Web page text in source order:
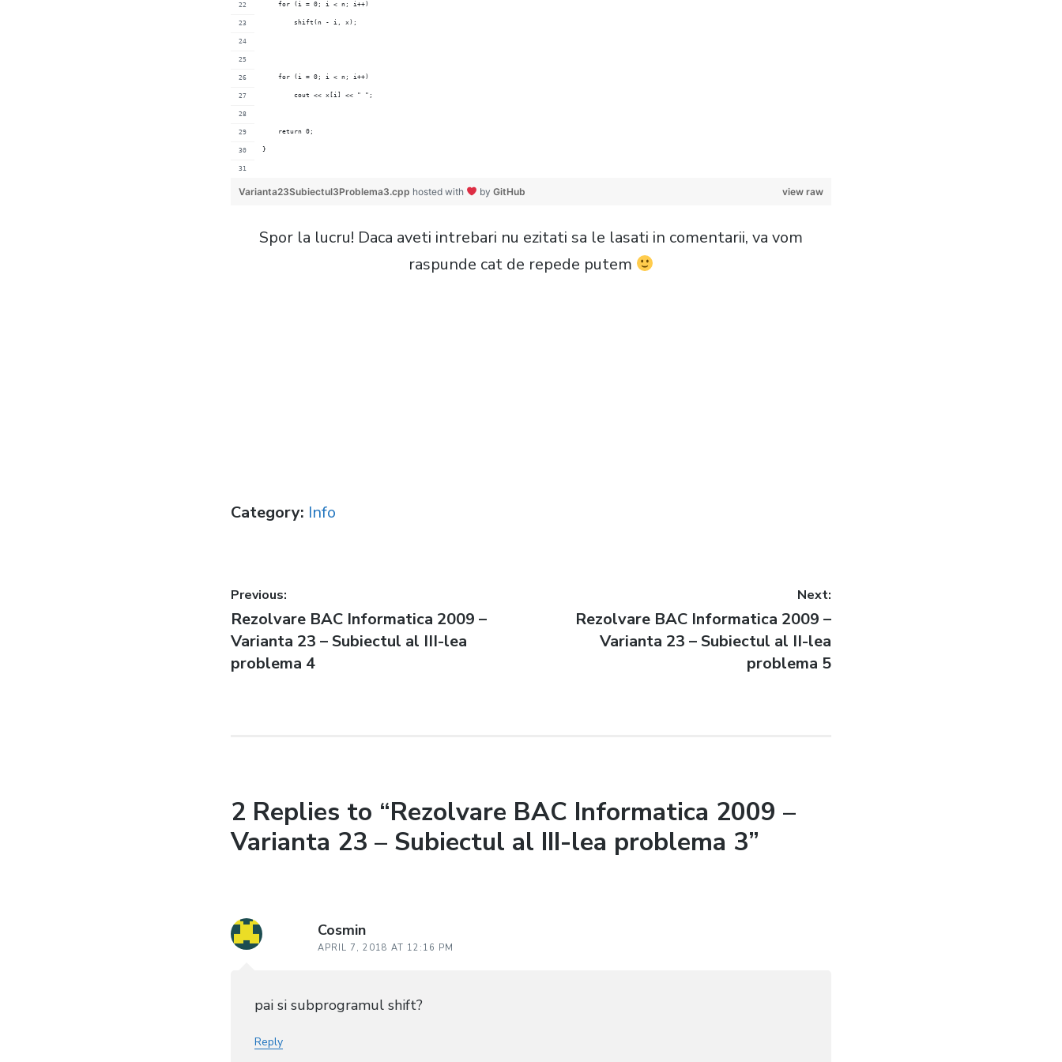
    for (i = 0; i < n; i++)
        shift(n - i, x);
    for (i = 0; i < n; i++)
        cout << x[i] << " ";
    return 0;
}
view raw
Varianta23Subiectul3Problema3.cpp hosted with by GitHub
Spor la lucru! Daca aveti intrebari nu ezitati sa le lasati in comentarii, va vom
raspunde cat de repede putem
Category: Info
Post
navigation
Previous:
Previous
post:
Rezolvare BAC Informatica 2009 –
Varianta 23 – Subiectul al III-lea
problema 4
Next:
Next
post:
Rezolvare BAC Informatica 2009 –
Varianta 23 – Subiectul al II-lea
problema 5
2 Replies to “Rezolvare BAC Informatica 2009 –
Varianta 23 – Subiectul al III-lea problema 3”
Cosmin
APRIL 7, 2018 AT 12:16 PM
pai si subprogramul shift?
Reply